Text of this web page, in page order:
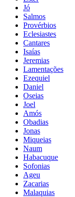
Jó
Salmos
Provérbios
Eclesiastes
Cantares
Isaías
Jeremias
Lamentações
Ezequiel
Daniel
Oseias
Joel
Amós
Obadias
Jonas
Miqueias
Naum
Habacuque
Sofonias
Ageu
Zacarias
Malaquias